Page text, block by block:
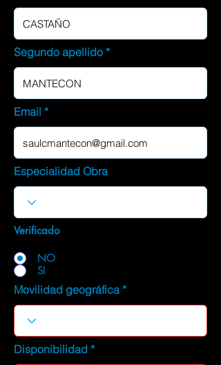
Segundo apellido
Email
Especialidad Obra
Verificado
NO
SI
Movilidad geográfica
Disponibilidad